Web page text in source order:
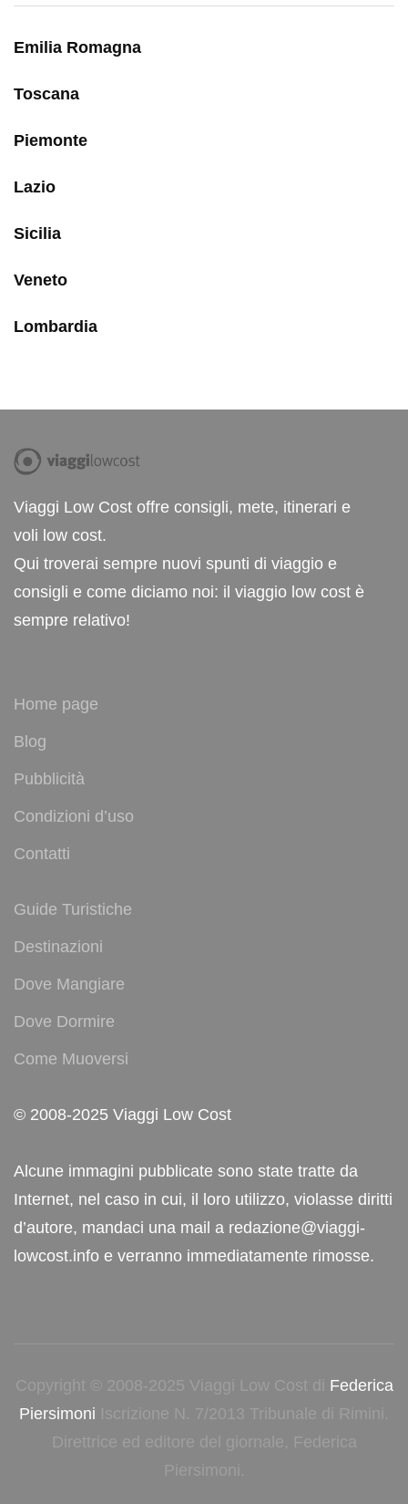
Emilia Romagna
Toscana
Piemonte
Lazio
Sicilia
Veneto
Lombardia
Viaggi Low Cost offre consigli, mete, itinerari e
voli low cost.
Qui troverai sempre nuovi spunti di viaggio e
consigli e come diciamo noi: il viaggio low cost è
sempre relativo!
Home page
Blog
Pubblicità
Condizioni d’uso
Contatti
Guide Turistiche
Destinazioni
Dove Mangiare
Dove Dormire
Come Muoversi
© 2008-2025 Viaggi Low Cost
Alcune immagini pubblicate sono state tratte da
Internet, nel caso in cui, il loro utilizzo, violasse diritti
d’autore, mandaci una mail a redazione@viaggi-
lowcost.info e verranno immediatamente rimosse.
Copyright © 2008-2025 Viaggi Low Cost di Federica
Piersimoni Iscrizione N. 7/2013 Tribunale di Rimini.
Direttrice ed editore del giornale, Federica
Piersimoni.